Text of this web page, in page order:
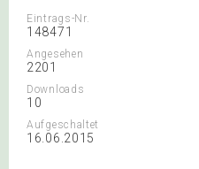
Eintrags-Nr.
148471
Angesehen
2201
Downloads
10
Aufgeschaltet
16.06.2015